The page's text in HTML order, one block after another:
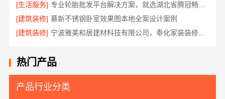
[生活服务]
专业轮胎批发平台解决方案，就选湖北省腾冠畅实业贸易有限公司
[建筑装修] 慕新不锈钢卧室效果图本地全案设计案例
[建筑装修]
宁波雅美和居建材科技有限公司，奉化家装装修线下门店地址
热门产品
产品行业分类